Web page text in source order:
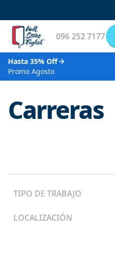
096 252 7177
Hasta 35% Off
Promo Agosto
Carreras
TIPO DE TRABAJO
LOCALIZACIÓN